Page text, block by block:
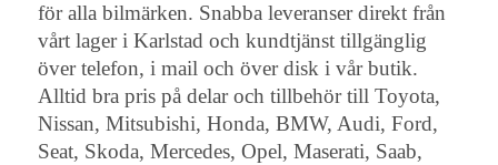
för alla bilmärken. Snabba leveranser direkt från
vårt lager i Karlstad och kundtjänst tillgänglig
över telefon, i mail och över disk i vår butik.
Alltid bra pris på delar och tillbehör till Toyota,
Nissan, Mitsubishi, Honda, BMW, Audi, Ford,
Seat, Skoda, Mercedes, Opel, Maserati, Saab,